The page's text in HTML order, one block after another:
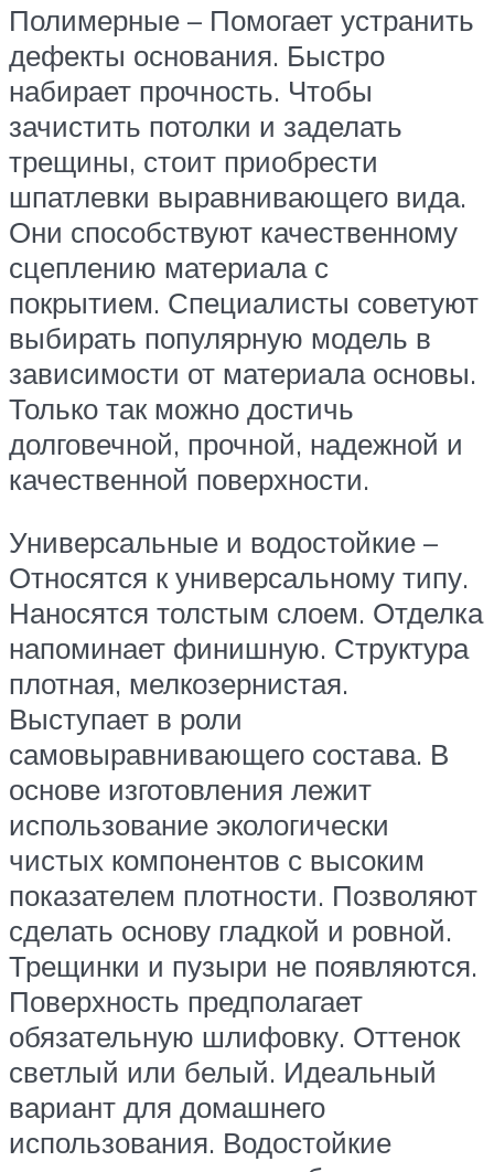
Полимерные – Помогает устранить
дефекты основания. Быстро
набирает прочность. Чтобы
зачистить потолки и заделать
трещины, стоит приобрести
шпатлевки выравнивающего вида.
Они способствуют качественному
сцеплению материала с
покрытием. Специалисты советуют
выбирать популярную модель в
зависимости от материала основы.
Только так можно достичь
долговечной, прочной, надежной и
качественной поверхности.
Универсальные и водостойкие –
Относятся к универсальному типу.
Наносятся толстым слоем. Отделка
напоминает финишную. Структура
плотная, мелкозернистая.
Выступает в роли
самовыравнивающего состава. В
основе изготовления лежит
использование экологически
чистых компонентов с высоким
показателем плотности. Позволяют
сделать основу гладкой и ровной.
Трещинки и пузыри не появляются.
Поверхность предполагает
обязательную шлифовку. Оттенок
светлый или белый. Идеальный
вариант для домашнего
использования. Водостойкие